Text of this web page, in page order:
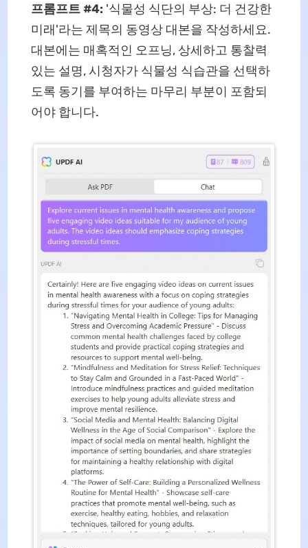
프롬프트 #4: '식물성 식단의 부상: 더 건강한
미래'라는 제목의 동영상 대본을 작성하세요.
대본에는 매혹적인 오프닝, 상세하고 통찰력
있는 설명, 시청자가 식물성 식습관을 선택하
도록 동기를 부여하는 마무리 부분이 포함되
어야 합니다.